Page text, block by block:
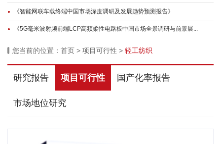
《智能网联车载终端中国市场深度调研及发展趋势预测报告》
《5G毫米波射频前端LCP高频柔性电路板中国市场全景调研与前景展...
您当前的位置： 首页 > 项目可行性 > 轻工纺织
研究报告 项目可行性 国产化率报告
市场地位研究